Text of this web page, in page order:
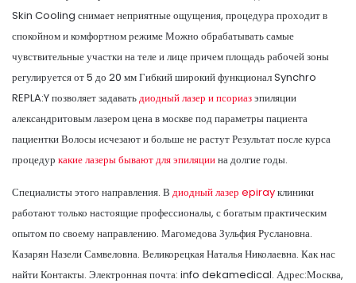
Skin Cooling снимает неприятные ощущения, процедура проходит в
спокойном и комфортном режиме Можно обрабатывать самые
чувствительные участки на теле и лице причем площадь рабочей зоны
регулируется от 5 до 20 мм Гибкий широкий функционал Synchro
REPLA:Y позволяет задаватьдиодный лазер и псориазэпиляции
александритовым лазером цена в москве под параметры пациента
пациентки Волосы исчезают и больше не растут Результат после курса
процедур какие лазеры бывают для эпиляциина долгие годы.
Специалисты этого направления. В диодный лазер epirayклиники
работают только настоящие профессионалы, с богатым практическим
опытом по своему направлению. Магомедова Зульфия Руслановна.
Казарян Назели Самвеловна. Великорецкая Наталья Николаевна. Как нас
найти Контакты. Электронная почта: info dekamedical. Адрес:Москва,